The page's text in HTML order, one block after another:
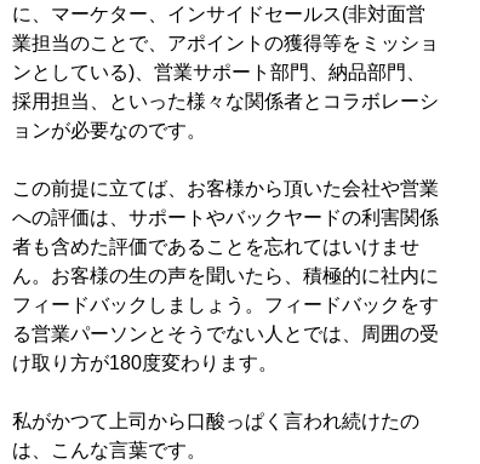
に、マーケター、インサイドセールス(非対面営
業担当のことで、アポイントの獲得等をミッショ
ンとしている)、営業サポート部門、納品部門、
採用担当、といった様々な関係者とコラボレーシ
ョンが必要なのです。
この前提に立てば、お客様から頂いた会社や営業
への評価は、サポートやバックヤードの利害関係
者も含めた評価であることを忘れてはいけませ
ん。お客様の生の声を聞いたら、積極的に社内に
フィードバックしましょう。フィードバックをす
る営業パーソンとそうでない人とでは、周囲の受
け取り方が180度変わります。
私がかつて上司から口酸っぱく言われ続けたの
は、こんな言葉です。